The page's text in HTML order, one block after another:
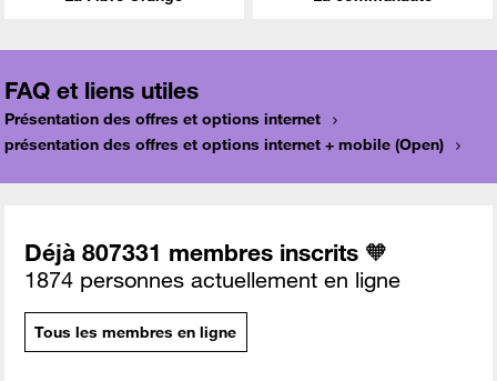
FAQ et liens utiles
Présentation des offres et options internet
présentation des offres et options internet + mobile (Open)
Déjà 807331 membres inscrits 🧡
1874 personnes actuellement en ligne
Tous les membres en ligne